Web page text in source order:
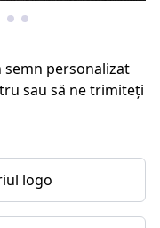
semn personalizat
sau să ne trimiteți
logo